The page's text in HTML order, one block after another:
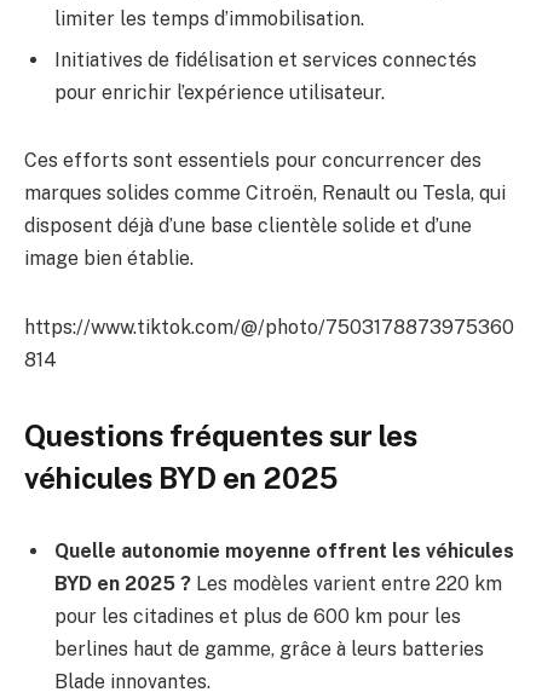
limiter les temps d’immobilisation.
Initiatives de fidélisation et services connectés
pour enrichir l’expérience utilisateur.
Ces efforts sont essentiels pour concurrencer des
marques solides comme Citroën, Renault ou Tesla, qui
disposent déjà d’une base clientèle solide et d’une
image bien établie.
https://www.tiktok.com/@/photo/7503178873975360
814
Questions fréquentes sur les
véhicules BYD en 2025
Quelle autonomie moyenne offrent les véhicules
BYD en 2025 ? Les modèles varient entre 220 km
pour les citadines et plus de 600 km pour les
berlines haut de gamme, grâce à leurs batteries
Blade innovantes.